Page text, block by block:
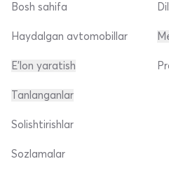
Bosh sahifa
Haydalgan avtomobillar
E'lon yaratish
Tanlanganlar
Solishtirishlar
Sozlamalar